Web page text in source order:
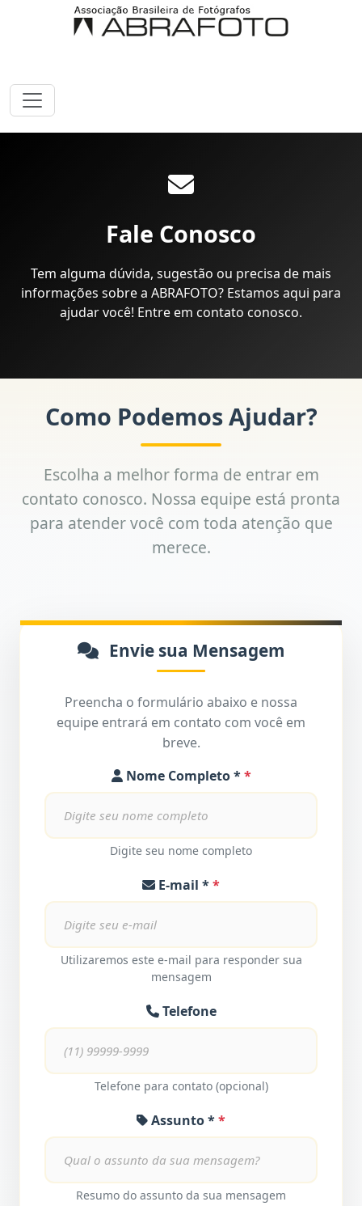
Fale Conosco
Tem alguma dúvida, sugestão ou precisa de mais
informações sobre a ABRAFOTO? Estamos aqui para
ajudar você! Entre em contato conosco.
Como Podemos Ajudar?
Escolha a melhor forma de entrar em
contato conosco. Nossa equipe está pronta
para atender você com toda atenção que
merece.
Envie sua Mensagem
Preencha o formulário abaixo e nossa
equipe entrará em contato com você em
breve.
Nome Completo *
Digite seu nome completo
E-mail *
Utilizaremos este e-mail para responder sua
mensagem
Telefone
Telefone para contato (opcional)
Assunto *
Resumo do assunto da sua mensagem